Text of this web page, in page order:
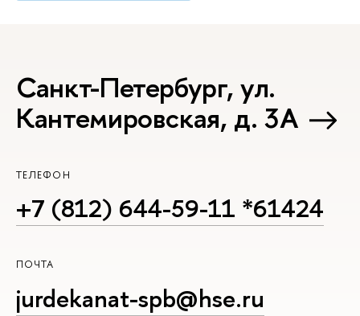
Санкт-Петербург, ул.
Кантемировская, д. 3А
ТЕЛЕФОН
+7 (812) 644-59-11 *61424
ПОЧТА
jurdekanat-spb@hse.ru